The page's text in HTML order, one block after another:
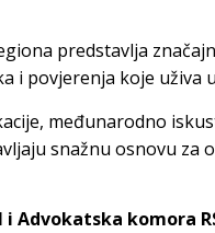
predstavlja
i povjerenja koje uživa
međunarodno
snažnu osnovu za
Advokatska komora